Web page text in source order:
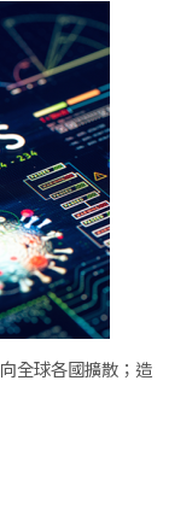
全球各國擴散；造